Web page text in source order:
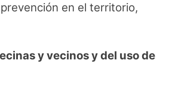
en el territorio,
y vecinos y del uso de